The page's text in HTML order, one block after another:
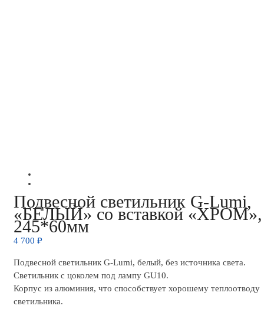
Подвесной светильник G-Lumi,
«БЕЛЫЙ» со вставкой «ХРОМ»,
245*60мм
4 700 ₽
Подвесной светильник G-Lumi, белый, без источника света.
Светильник с цоколем под лампу GU10.
Корпус из алюминия, что способствует хорошему теплоотводу
светильника.